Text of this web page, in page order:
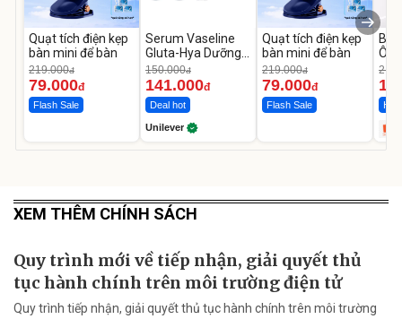
Quạt tích điện kẹp
bàn mini để bàn
219.000đ
79.000đ
Flash Sale
Serum Vaseline
Gluta-Hya Dưỡng
Da Sáng Mịn Sau 7
Ngày
150.000đ
141.000đ
Deal hot
Unilever
Quạt tích điện kẹp
bàn mini để bàn
219.000đ
79.000đ
Flash Sale
Ô
Hot
XEM THÊM CHÍNH SÁCH
Quy trình mới về tiếp nhận, giải quyết thủ
tục hành chính trên môi trường điện tử
Quy trình tiếp nhận, giải quyết thủ tục hành chính trên môi trường